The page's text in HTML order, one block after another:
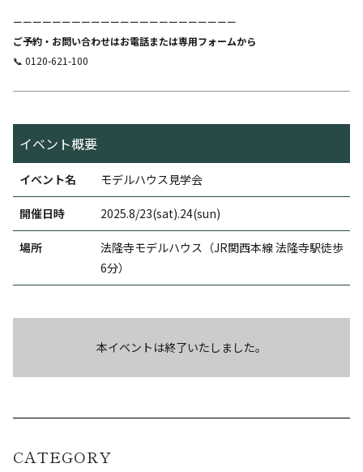
ーーーーーーーーーーーーーーーーーーーーーーー
ご予約・お問い合わせはお電話または専用フォームから
📞 0120-621-100
イベント概要
イベント名 モデルハウス見学会
開催日時 2025.8/23(sat).24(sun)
場所
法隆寺モデルハウス（JR関西本線 法隆寺駅徒歩
6分）
本イベントは終了いたしました。
CATEGORY